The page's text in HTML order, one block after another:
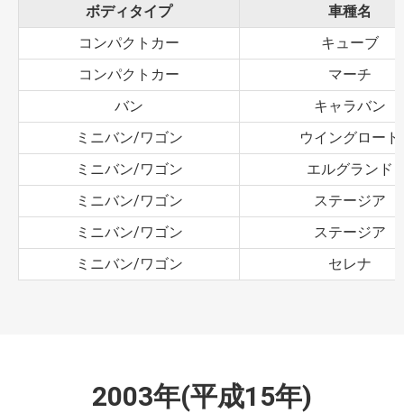
ボディタイプ
車種名
コンパクトカー
キューブ
コンパクトカー
マーチ
バン
キャラバン
ミニバン/ワゴン
ウイングロード
ミニバン/ワゴン
エルグランド
ミニバン/ワゴン
ステージア
ミニバン/ワゴン
ステージア
ミニバン/ワゴン
セレナ
2003年(平成15年)